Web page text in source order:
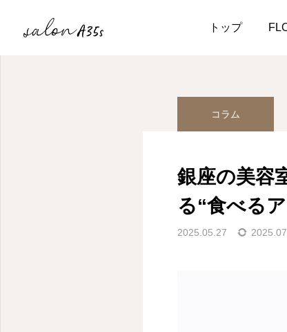
トップ
コラム
コラム
銀座の美容
る“食べる
2025.05.27